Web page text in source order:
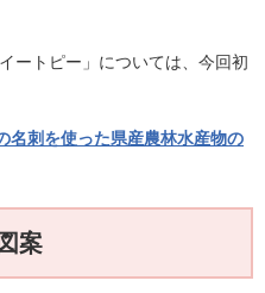
ートピー」については、今回初
名刺を使った県産農林水産物の
案